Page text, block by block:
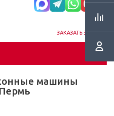
ЗАКАЗАТЬ ЗВОНОК
машины